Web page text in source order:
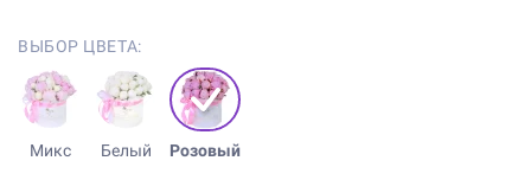
ВЫБОР ЦВЕТА:
Микс Белый Розовый